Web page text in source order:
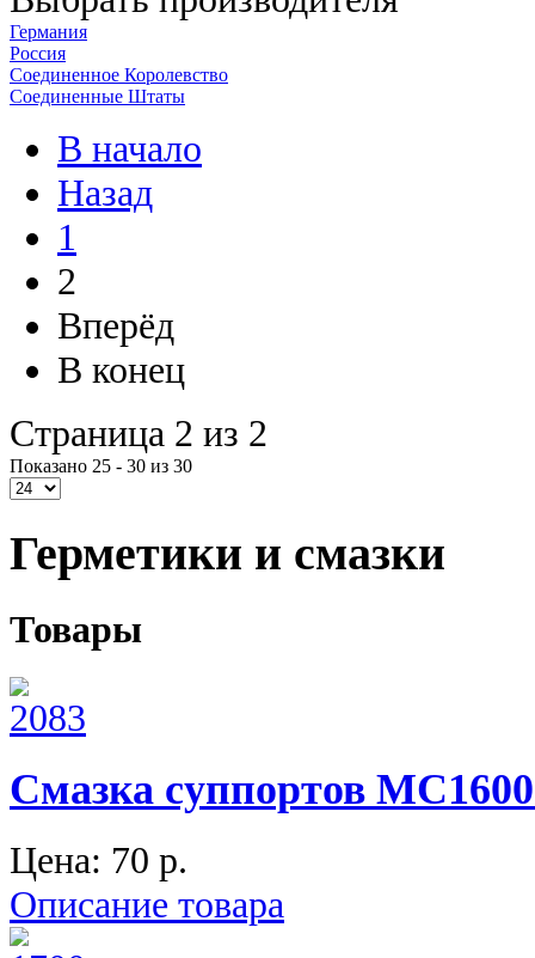
Германия
Россия
Соединенное Королевство
Соединенные Штаты
В начало
Назад
1
2
Вперёд
В конец
Страница 2 из 2
Показано 25 - 30 из 30
Герметики и смазки
Товары
Смазка суппортов
Цена: 70 p.
Описание товара